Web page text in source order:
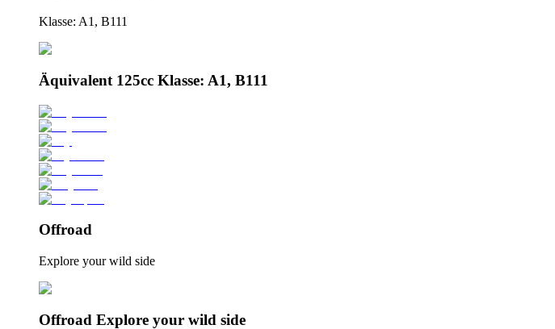
Klasse: A1, B111
Äquivalent 125cc Klasse: A1, B111
Offroad
Explore your wild side
Offroad Explore your wild side